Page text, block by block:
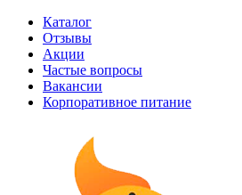
Каталог
Отзывы
Акции
Частые вопросы
Вакансии
Корпоративное питание